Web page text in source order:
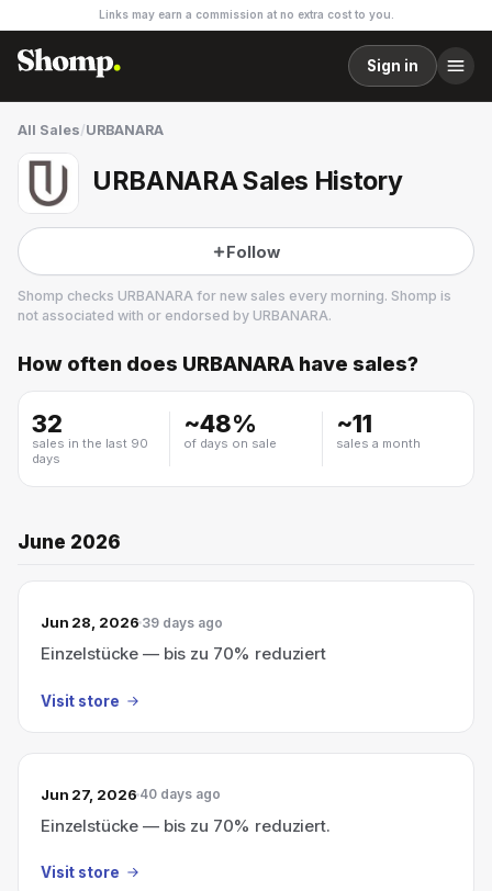
Links may earn a commission at no extra cost to you.
Sign in
All Sales/URBANARA
URBANARA Sales History
Follow
Shomp checks URBANARA for new sales every morning. Shomp is
not associated with or endorsed by URBANARA.
URBANARA
How often does URBANARA have sales?
32
sales in the last 90
days
~48%
of days on sale
~11
sales a month
June 2026
Jun 28, 2026 39 days ago
Einzelstücke — bis zu 70% reduziert
Visit store
Jun 27, 2026 40 days ago
Einzelstücke — bis zu 70% reduziert.
Visit store